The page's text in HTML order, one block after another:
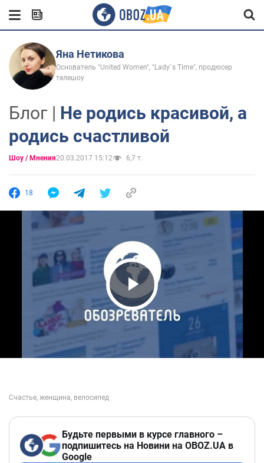
Яна Нетикова
Основатель "United Women", "Lady`s Time", продюсер
телешоу
Блог | Не родись красивой, а
родись счастливой
Шоу / Мнения20.03.2017 15:12 6,7 т.
18
Play Video
Будьте первыми в курсе главного –
подпишитесь на Новини на OBOZ.UA в
Google